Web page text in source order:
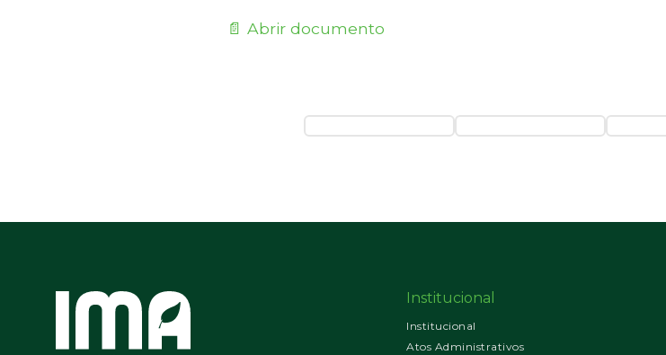
📄 Abrir documento
Institucional
Institucional
Atos Administrativos